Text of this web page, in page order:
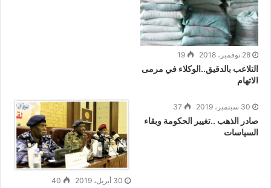
28 نوفمبر، 2018 19
التلاعب بالدقيق..الوكلاء في مرمى
الاتهام
30 سبتمبر، 2019 37
صادر الذهب ..تغيير الحكومة وبقاء
السياسات
30 أبريل، 2019 40